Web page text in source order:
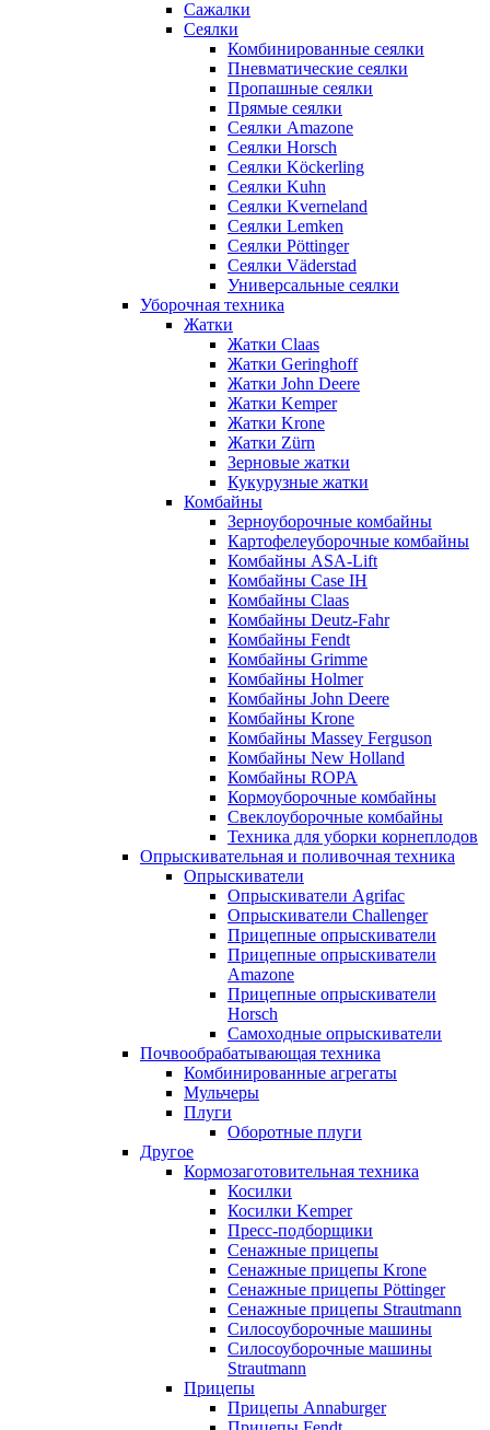
Сажалки
Сеялки
Комбинированные сеялки
Пневматические сеялки
Пропашные сеялки
Прямые сеялки
Сеялки Amazone
Сеялки Horsch
Сеялки Köckerling
Сеялки Kuhn
Сеялки Kverneland
Сеялки Lemken
Сеялки Pöttinger
Сеялки Väderstad
Универсальные сеялки
Уборочная техника
Жатки
Жатки Claas
Жатки Geringhoff
Жатки John Deere
Жатки Kemper
Жатки Krone
Жатки Zürn
Зерновые жатки
Кукурузные жатки
Комбайны
Зерноуборочные комбайны
Картофелеуборочные комбайны
Комбайны ASA-Lift
Комбайны Case IH
Комбайны Claas
Комбайны Deutz-Fahr
Комбайны Fendt
Комбайны Grimme
Комбайны Holmer
Комбайны John Deere
Комбайны Krone
Комбайны Massey Ferguson
Комбайны New Holland
Комбайны ROPA
Кормоуборочные комбайны
Свеклоуборочные комбайны
Техника для уборки корнеплодов
Опрыскивательная и поливочная техника
Опрыскиватели
Опрыскиватели Agrifac
Опрыскиватели Challenger
Прицепные опрыскиватели
Прицепные опрыскиватели
Amazone
Прицепные опрыскиватели
Horsch
Самоходные опрыскиватели
Почвообрабатывающая техника
Комбинированные агрегаты
Мульчеры
Плуги
Оборотные плуги
Другое
Кормозаготовительная техника
Косилки
Косилки Kemper
Пресс-подборщики
Сенажные прицепы
Сенажные прицепы Krone
Сенажные прицепы Pöttinger
Сенажные прицепы Strautmann
Силосоуборочные машины
Силосоуборочные машины
Strautmann
Прицепы
Прицепы Annaburger